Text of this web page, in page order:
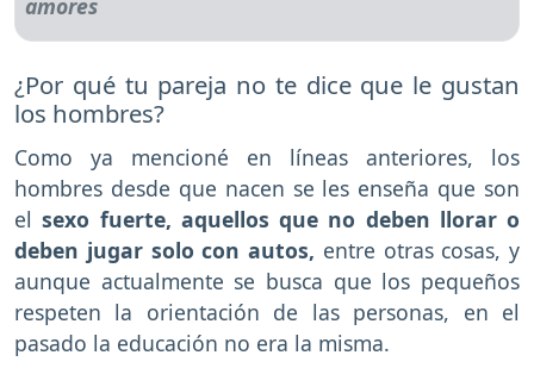
¿Por qué tu pareja no te dice que le gustan
los hombres?
Como ya mencioné en líneas anteriores, los
hombres desde que nacen se les enseña que son
elsexo fuerte, aquellos que no deben llorar o
deben jugar solo con autos, entre otras cosas, y
aunque actualmente se busca que los pequeños
respeten la orientación de las personas, en el
pasado la educación no era la misma.